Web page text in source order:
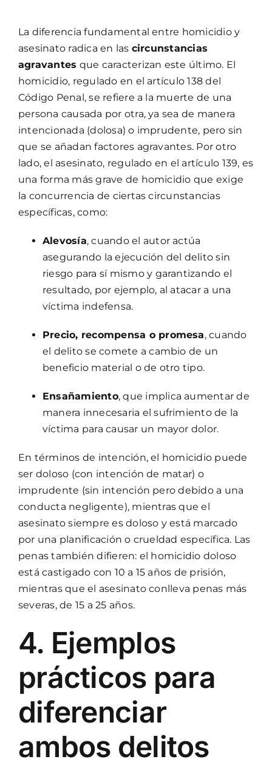
La diferencia fundamental entre homicidio y
asesinato radica en las circunstancias
agravantes que caracterizan este último. El
homicidio, regulado en el artículo 138 del
Código Penal, se refiere a la muerte de una
persona causada por otra, ya sea de manera
intencionada (dolosa) o imprudente, pero sin
que se añadan factores agravantes. Por otro
lado, el asesinato, regulado en el artículo 139, es
una forma más grave de homicidio que exige
la concurrencia de ciertas circunstancias
específicas, como:
Alevosía, cuando el autor actúa
asegurando la ejecución del delito sin
riesgo para sí mismo y garantizando el
resultado, por ejemplo, al atacar a una
víctima indefensa.
Precio, recompensa o promesa, cuando
el delito se comete a cambio de un
beneficio material o de otro tipo.
Ensañamiento, que implica aumentar de
manera innecesaria el sufrimiento de la
víctima para causar un mayor dolor.
En términos de intención, el homicidio puede
ser doloso (con intención de matar) o
imprudente (sin intención pero debido a una
conducta negligente), mientras que el
asesinato siempre es doloso y está marcado
por una planificación o crueldad específica. Las
penas también difieren: el homicidio doloso
está castigado con 10 a 15 años de prisión,
mientras que el asesinato conlleva penas más
severas, de 15 a 25 años.
4. Ejemplos
prácticos para
diferenciar
ambos delitos